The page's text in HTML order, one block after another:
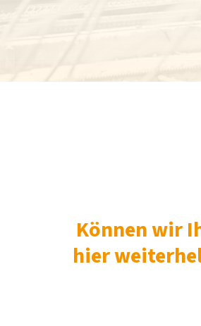
Können wir
hier